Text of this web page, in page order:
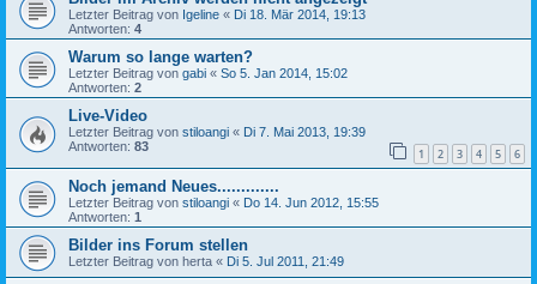
Letzter Beitrag von Igeline « Di 18. Mär 2014, 19:13
Antworten: 4
Warum so lange warten?
Letzter Beitrag von gabi « So 5. Jan 2014, 15:02
Antworten: 2
Live-Video
Letzter Beitrag von stiloangi « Di 7. Mai 2013, 19:39
Antworten: 83 1 2 3 4 5 6
Noch jemand Neues.............
Letzter Beitrag von stiloangi « Do 14. Jun 2012, 15:55
Antworten: 1
Bilder ins Forum stellen
Letzter Beitrag von herta « Di 5. Jul 2011, 21:49